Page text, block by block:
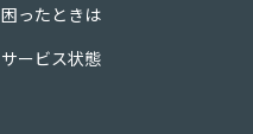
困ったときは
サービス状態